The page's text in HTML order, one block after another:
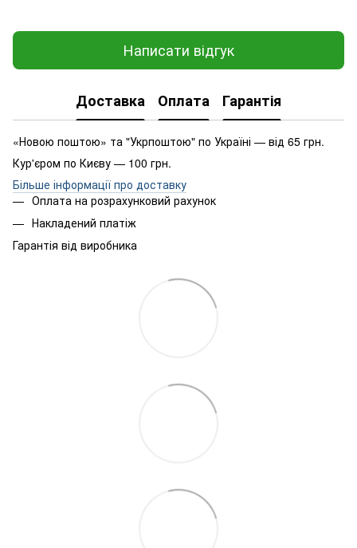
Написати відгук
Доставка Оплата Гарантія
«Новою поштою» та "Укрпоштою" по Україні — від 65 грн.
Кур'єром по Києву — 100 грн.
Більше інформації про доставку
Оплата на розрахунковий рахунок
Накладений платіж
Гарантія від виробника